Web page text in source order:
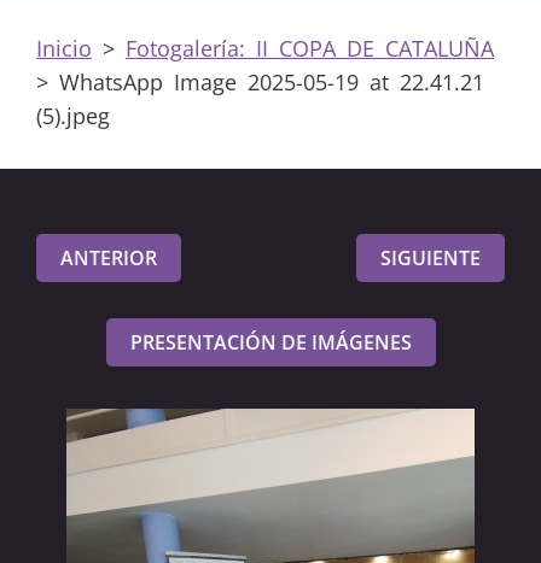
Inicio > Fotogalería: II COPA DE CATALUÑA
> WhatsApp Image 2025-05-19 at 22.41.21
(5).jpeg
ANTERIOR SIGUIENTE
PRESENTACIÓN DE IMÁGENES